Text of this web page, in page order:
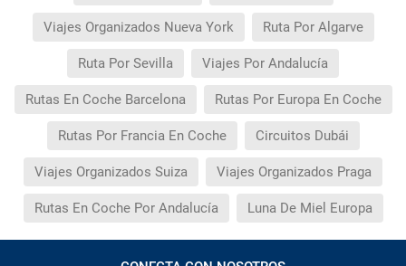
Viajes Organizados Nueva York Ruta Por Algarve
Ruta Por Sevilla Viajes Por Andalucía
Rutas En Coche Barcelona Rutas Por Europa En Coche
Rutas Por Francia En Coche Circuitos Dubái
Viajes Organizados Suiza Viajes Organizados Praga
Rutas En Coche Por Andalucía Luna De Miel Europa